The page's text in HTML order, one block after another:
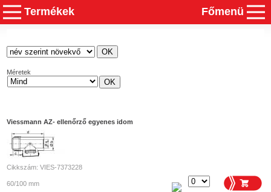
Termékek Főmenü
Méretek
Viessmann AZ- ellenőrző egyenes idom
Cikkszám: VIES-7373228
60/100 mm